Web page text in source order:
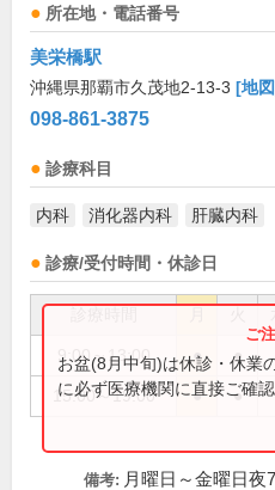
所在地・電話番号
美栄橋駅
沖縄県那覇市久茂地2-13-3 [地
098-861-3875
診療科目
内科 消化器内科 肝臓内科
診療/受付時間・休診日
9:00～13:00 ● ●
15:00～19:00 ● ●
お盆(8月中旬)は休診・休業
に必ず医療機関に直接ご確認
備考: 月曜日～金曜日夜